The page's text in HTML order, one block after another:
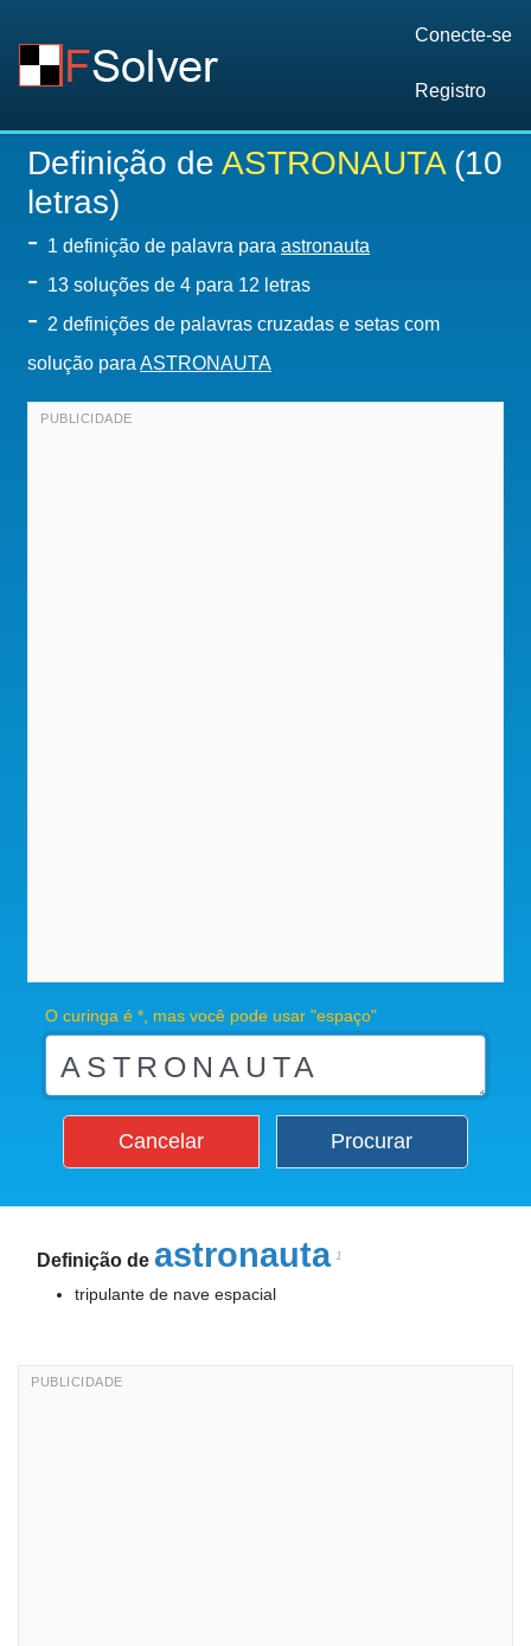
Conecte-se
Registro
Definição de ASTRONAUTA(10
letras)
- 1 definição de palavra para astronauta
- 13 soluções de 4 para 12 letras
- 2 definições de palavras cruzadas e setas com
solução para ASTRONAUTA
O curinga é *, mas você pode usar "espaço"
Cancelar Procurar
Definição de astronauta 1
tripulante de nave espacial